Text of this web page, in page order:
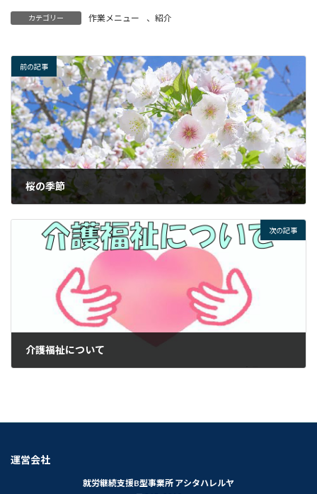
カテゴリー 作業メニュー 、 紹介
前の記事
桜の季節
次の記事
介護福祉について
運営会社
就労継続支援B型事業所 アシタハレルヤ